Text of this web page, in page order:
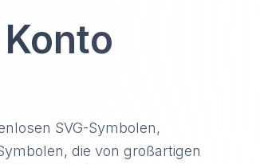
SVG-Symbolen,
die von großartigen